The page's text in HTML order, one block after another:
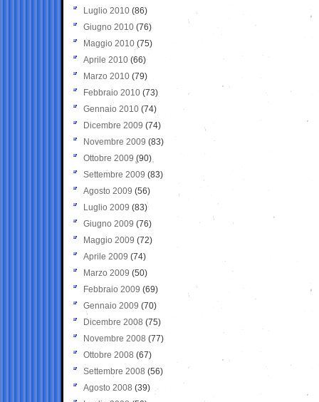
Luglio 2010 (86)
Giugno 2010 (76)
Maggio 2010 (75)
Aprile 2010 (66)
Marzo 2010 (79)
Febbraio 2010 (73)
Gennaio 2010 (74)
Dicembre 2009 (74)
Novembre 2009 (83)
Ottobre 2009 (90)
Settembre 2009 (83)
Agosto 2009 (56)
Luglio 2009 (83)
Giugno 2009 (76)
Maggio 2009 (72)
Aprile 2009 (74)
Marzo 2009 (50)
Febbraio 2009 (69)
Gennaio 2009 (70)
Dicembre 2008 (75)
Novembre 2008 (77)
Ottobre 2008 (67)
Settembre 2008 (56)
Agosto 2008 (39)